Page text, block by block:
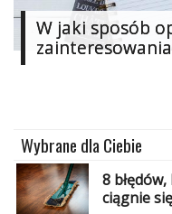
Dodaj
Dodaj
artykuł
Najlepsze
W jaki sposób
zainteresowania
Wybrane dla Ciebie
8
ciągnie